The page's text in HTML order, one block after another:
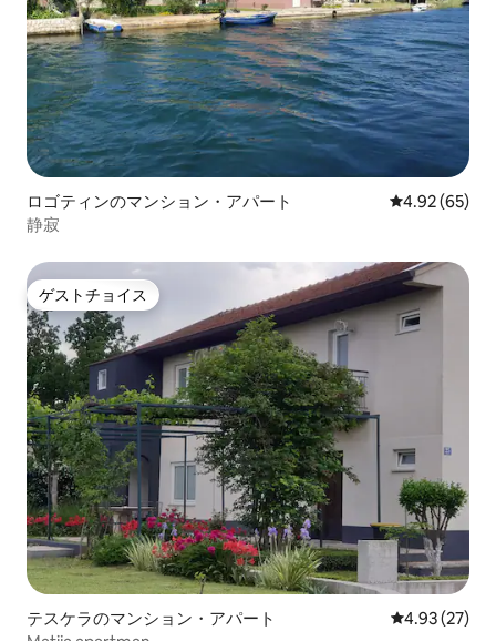
ロゴティンのマンション・アパート レビュー65
4.92 (65)
静寂
ゲストチョイス
ゲストチョイス
テスケラのマンション・アパート レビュー27
4.93 (27)